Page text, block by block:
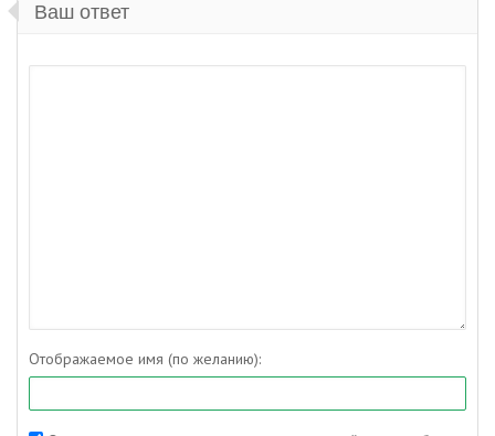
Ваш ответ
Отображаемое имя (по желанию):